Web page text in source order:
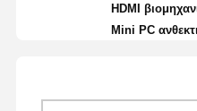
HDMI
Mini PC